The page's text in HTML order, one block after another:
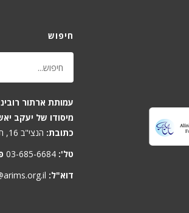
חיפוש
עמותת ארתור
מיסודו של יעקב
כתובת: הנצי"ב 16, תל-אביב 6701806, ישראל
טל': 03-685-6684
דוא"ל: